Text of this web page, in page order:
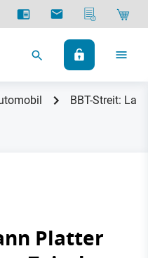
BBT-Streit:
Platter